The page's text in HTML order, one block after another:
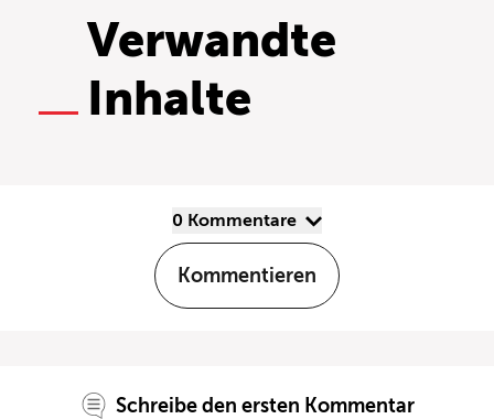
Verwandte
Inhalte
0 Kommentare
Kommentieren
Schreibe den ersten Kommentar